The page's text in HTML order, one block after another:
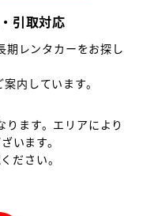
引取対応
期レンタカーをお探し
内しています。
ます。エリアにより
います。
ださい。